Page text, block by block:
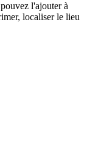
l'ajouter à
localiser le lieu